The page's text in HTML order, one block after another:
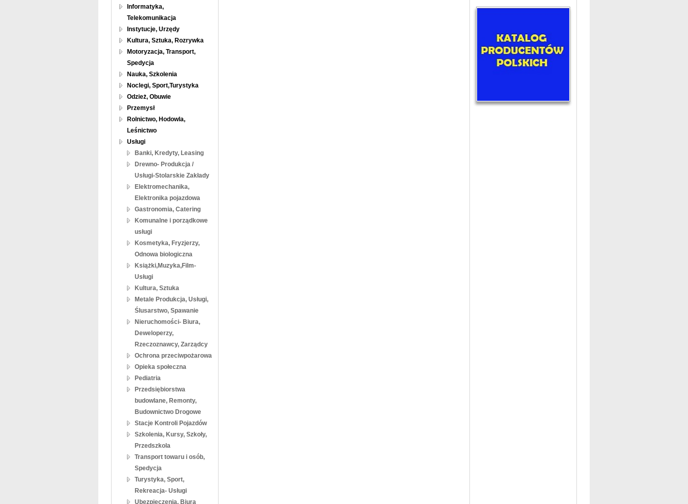
Informatyka,
Telekomunikacja
Instytucje, Urzędy
Kultura, Sztuka, Rozrywka
Motoryzacja, Transport,
Spedycja
Nauka, Szkolenia
Noclegi, Sport,Turystyka
Odzież, Obuwie
Przemysł
Rolnictwo, Hodowla,
Leśnictwo
Usługi
Banki, Kredyty, Leasing
Drewno- Produkcja /
Usługi-Stolarskie Zakłady
Elektromechanika,
Elektronika pojazdowa
Gastronomia, Catering
Komunalne i porządkowe
usługi
Kosmetyka, Fryzjerzy,
Odnowa biologiczna
Książki,Muzyka,Film-
Usługi
Kultura, Sztuka
Metale Produkcja, Usługi,
Ślusarstwo, Spawanie
Nieruchomości- Biura,
Deweloperzy,
Rzeczoznawcy, Zarządcy
Ochrona przeciwpożarowa
Opieka społeczna
Pediatria
Przedsiębiorstwa
budowlane, Remonty,
Budownictwo Drogowe
Stacje Kontroli Pojazdów
Szkolenia, Kursy, Szkoły,
Przedszkola
Transport towaru i osób,
Spedycja
Turystyka, Sport,
Rekreacja- Usługi
Ubezpieczenia, Biura